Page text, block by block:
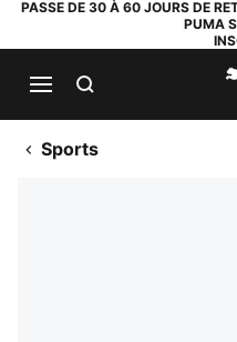
PASSE DE 30 À 60 JOURS DE
PUMA
Sports